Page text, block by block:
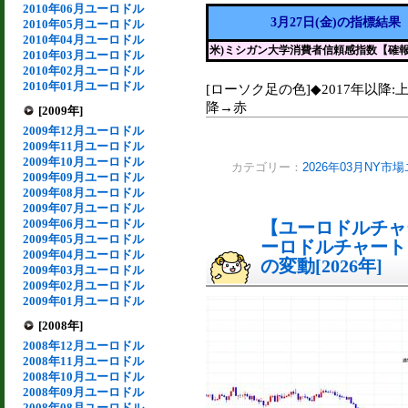
2010年06月ユーロドル
2010年05月ユーロドル
2010年04月ユーロドル
2010年03月ユーロドル
2010年02月ユーロドル
2010年01月ユーロドル
[2009年]
2009年12月ユーロドル
2009年11月ユーロドル
2009年10月ユーロドル
2009年09月ユーロドル
2009年08月ユーロドル
2009年07月ユーロドル
2009年06月ユーロドル
2009年05月ユーロドル
2009年04月ユーロドル
2009年03月ユーロドル
2009年02月ユーロドル
2009年01月ユーロドル
[2008年]
2008年12月ユーロドル
2008年11月ユーロドル
2008年10月ユーロドル
2008年09月ユーロドル
3月27日(金)の指標結果
米)ミシガン大学消費者信頼感指数【確
[ローソク足の色]◆2017年以降
降→赤
カテゴリー： 2026年03月NY市
【ユーロドルチ
ーロドルチャー
の変動[2026年]